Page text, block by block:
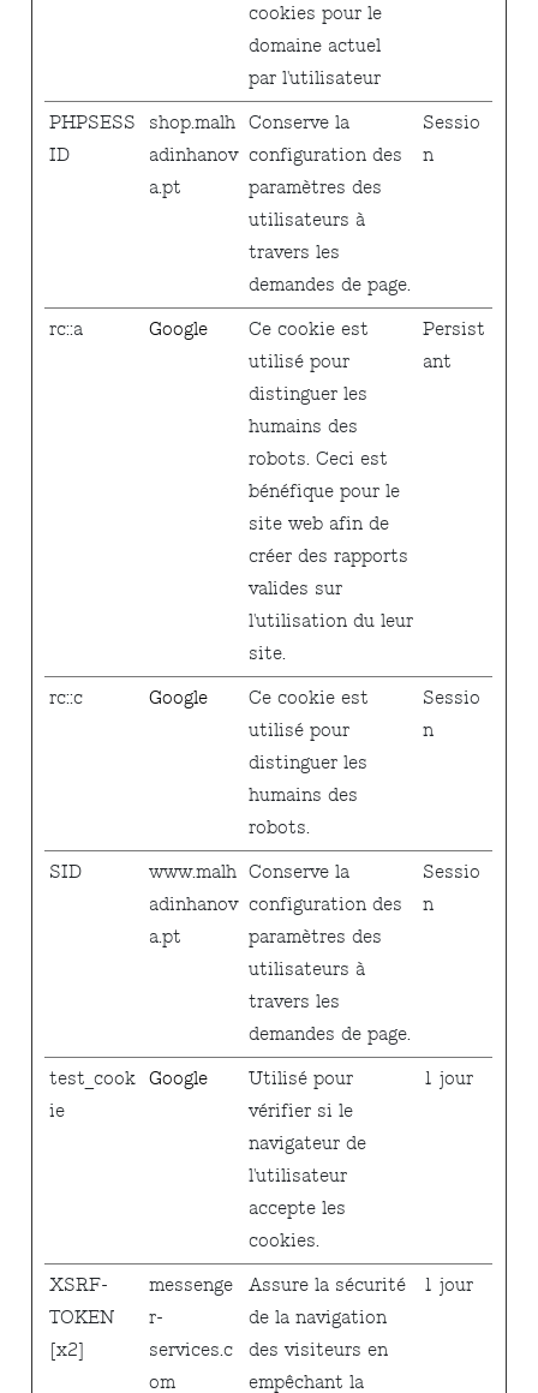
cookies pour le
domaine actuel
par l'utilisateur
PHPSESS
ID
shop.malh
adinhanov
a.pt
Conserve la
configuration des
paramètres des
utilisateurs à
travers les
demandes de page.
Sessio
n
rc::a Google
Ce cookie est
utilisé pour
distinguer les
humains des
robots. Ceci est
bénéfique pour le
site web afin de
créer des rapports
valides sur
l'utilisation du leur
site.
Persist
ant
rc::c Google
Ce cookie est
utilisé pour
distinguer les
humains des
robots.
Sessio
n
SID
www.malh
adinhanov
a.pt
Conserve la
configuration des
paramètres des
utilisateurs à
travers les
demandes de page.
Sessio
n
test_cook
ie
Google
Utilisé pour
vérifier si le
navigateur de
l'utilisateur
accepte les
cookies.
1 jour
XSRF-
TOKEN
[x2]
messenge
r-
services.c
om
Assure la sécurité
de la navigation
des visiteurs en
empêchant la
1 jour